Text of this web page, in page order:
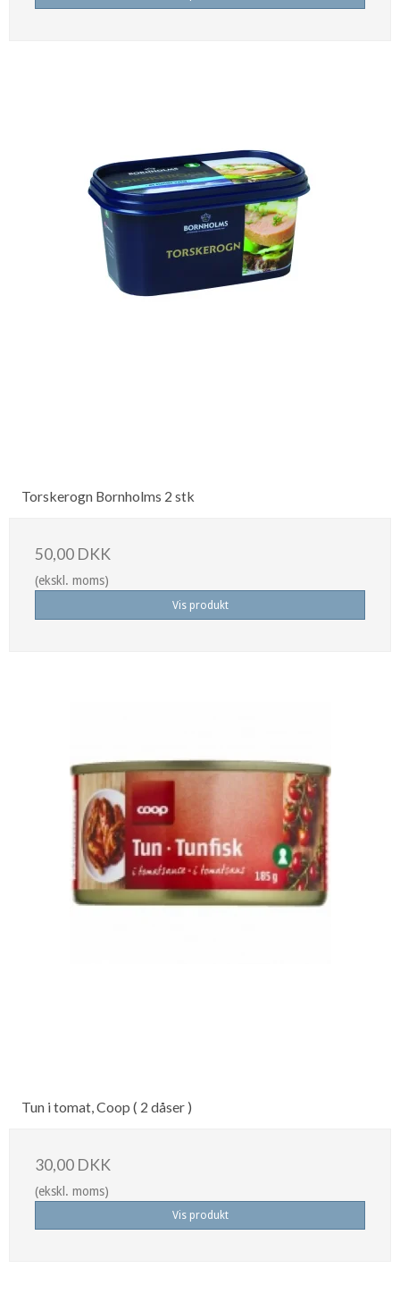
Torskerogn Bornholms 2 stk
50,00 DKK
(ekskl. moms)
Vis produkt
Tun i tomat, Coop ( 2 dåser )
30,00 DKK
(ekskl. moms)
Vis produkt